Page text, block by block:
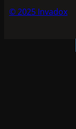
© 2025 Invadox